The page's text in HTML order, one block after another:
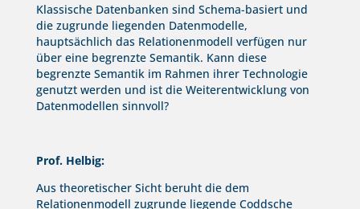
Klassische Datenbanken sind Schema-basiert und
die zugrunde liegenden Datenmodelle,
hauptsächlich das Relationenmodell verfügen nur
über eine begrenzte Semantik. Kann diese
begrenzte Semantik im Rahmen ihrer Technologie
genutzt werden und ist die Weiterentwicklung von
Datenmodellen sinnvoll?
Prof. Helbig:
Aus theoretischer Sicht beruht die dem
Relationenmodell zugrunde liegende Coddsche